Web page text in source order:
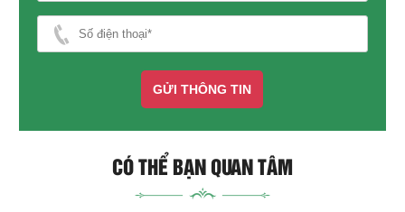
GỬI THÔNG TIN
CÓ THỂ BẠN QUAN TÂM